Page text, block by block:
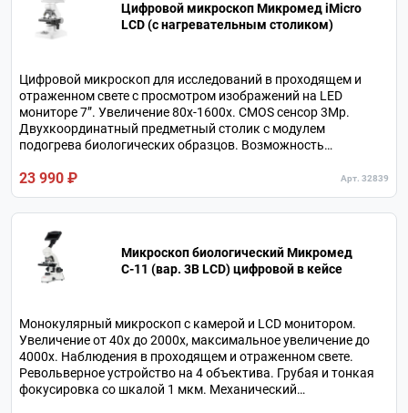
Цифровой микроскоп Микромед iMicro
LCD (с нагревательным столиком)
Цифровой микроскоп для исследований в проходящем и
отраженном свете с просмотром изображений на LED
мониторе 7”. Увеличение 80х-1600х. CMOS сенсор 3Мр.
Двухкоординатный предметный столик с модулем
подогрева биологических образцов. Возможность
управления по Wi-Fi со смартфона. Питание от аккумулятора
или от сетевого адаптера.
23 990 ₽ Арт. 32839
Микроскоп биологический Микромед
С-11 (вар. 3B LСD) цифровой в кейсе
Монокулярный микроскоп с камерой и LCD монитором.
Увеличение от 40х до 2000х, максимальное увеличение до
4000х. Наблюдения в проходящем и отраженном свете.
Револьверное устройство на 4 объектива. Грубая и тонкая
фокусировка со шкалой 1 мкм. Механический